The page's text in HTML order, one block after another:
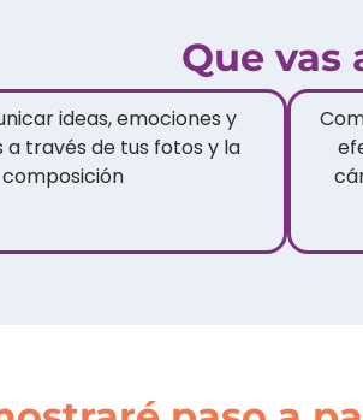
Que vas
ideas, emociones y
a través de tus fotos y la
composición